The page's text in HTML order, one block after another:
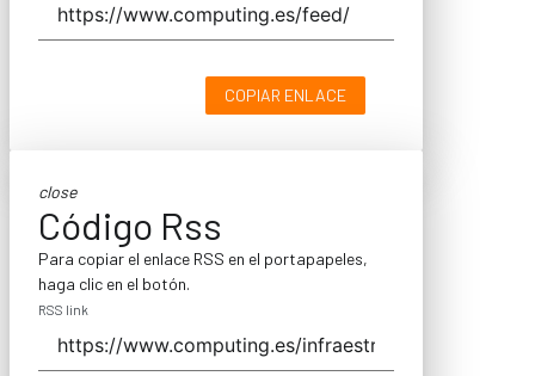
COPIAR ENLACE
close
Código Rss
Para copiar el enlace RSS en el portapapeles,
haga clic en el botón.
RSS link